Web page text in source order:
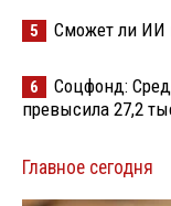
5 Сможет ли ИИ
6
Соцфонд:
превысила 27,2
Главное сегодня